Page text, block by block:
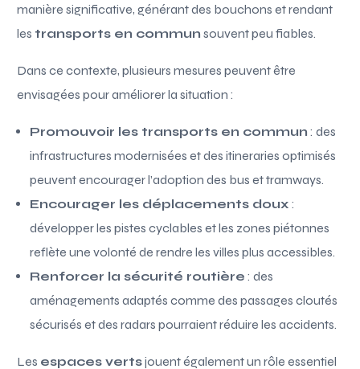
manière significative, générant des bouchons et rendant
les transports en commun souvent peu fiables.
Dans ce contexte, plusieurs mesures peuvent être
envisagées pour améliorer la situation :
Promouvoir les transports en commun : des
infrastructures modernisées et des itineraries optimisés
peuvent encourager l’adoption des bus et tramways.
Encourager les déplacements doux :
développer les pistes cyclables et les zones piétonnes
reflète une volonté de rendre les villes plus accessibles.
Renforcer la sécurité routière : des
aménagements adaptés comme des passages cloutés
sécurisés et des radars pourraient réduire les accidents.
Les espaces vertsjouent également un rôle essentiel